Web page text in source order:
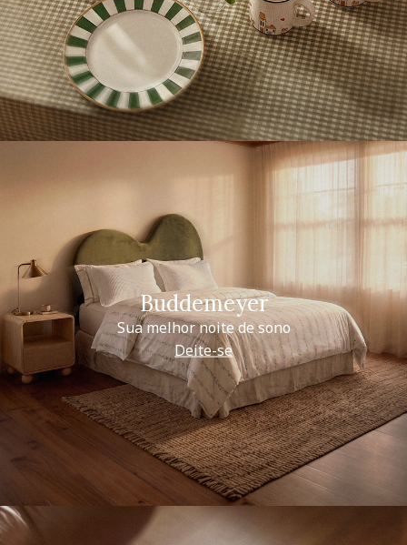
Buddemeyer
Sua melhor noite de sono
Deite-se